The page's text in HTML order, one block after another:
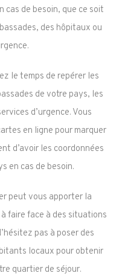
cas de besoin, que ce soit
des hôpitaux ou
le temps de repérer les
de votre pays, les
d’urgence. Vous
en ligne pour marquer
d’avoir les coordonnées
en cas de besoin.
peut vous apporter la
faire face à des situations
pas à poser des
locaux pour obtenir
quartier de séjour.